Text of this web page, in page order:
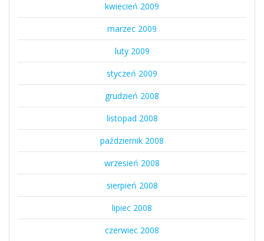
kwiecień 2009
marzec 2009
luty 2009
styczeń 2009
grudzień 2008
listopad 2008
październik 2008
wrzesień 2008
sierpień 2008
lipiec 2008
czerwiec 2008